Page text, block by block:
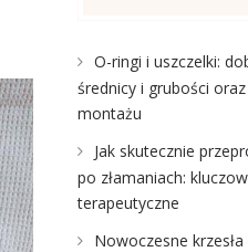
O-ringi i uszczelki:
średnicy i grubości
montażu
Jak skutecznie
po złamaniach:
terapeutyczne
Nowoczesne